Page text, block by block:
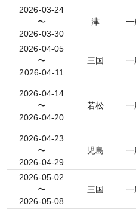
2026-03-24
〜
2026-03-30
津 一
2026-04-05
〜
2026-04-11
三国 一
2026-04-14
〜
2026-04-20
若松 一
2026-04-23
〜
2026-04-29
児島 一
2026-05-02
〜
2026-05-08
三国 一